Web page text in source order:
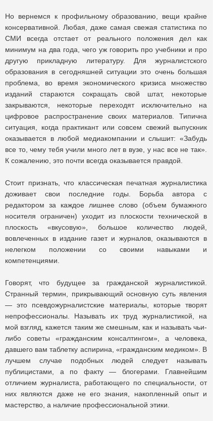
Но вернемся к профильному образованию, вещи крайне
консервативной. Любая, даже самая свежая статистика по
СМИ всегда отстает от реального положения дел как
минимум на два года, чего уж говорить про учебники и про
другую прикладную литературу. Для журналистского
образования в сегодняшней ситуации это очень большая
проблема, во время экономического кризиса множество
изданий стараются сокращать свой штат, некоторые
закрываются, некоторые переходят исключительно на
цифровое распространение своих материалов. Типична
ситуация, когда практикант или совсем свежий выпускник
оказывается в любой медиакомпании и слышит: «Забудь
все то, чему тебя учили много лет в вузе, у нас все не так».
К сожалению, это почти всегда оказывается правдой.
Стоит признать, что классическая печатная журналистика
доживает свои последние годы. Борьба автора с
редактором за каждое лишнее слово (объем бумажного
носителя ограничен) уходит из плоскости технической в
плоскость «вкусовую», большое количество людей,
вовлеченных в издание газет и журналов, оказываются в
нелегком положении со своими навыками и
компетенциями.
Говорят, что будущее за гражданской журналистикой.
Странный термин, прикрывающий основную суть явления
— это псевдожурналистские материалы, которые творят
непрофессионалы. Называть их труд журналистикой, на
мой взгляд, кажется таким же смешным, как и называть чьи-
либо советы «гражданским консалтингом», а человека,
давшего вам таблетку аспирина, «гражданским медиком». В
лучшем случае подобных людей следует называть
публицистами, а по факту — блогерами. Главнейшим
отличием журналиста, работающего по специальности, от
них являются даже не его знания, накопленный опыт и
мастерство, а наличие профессиональной этики.